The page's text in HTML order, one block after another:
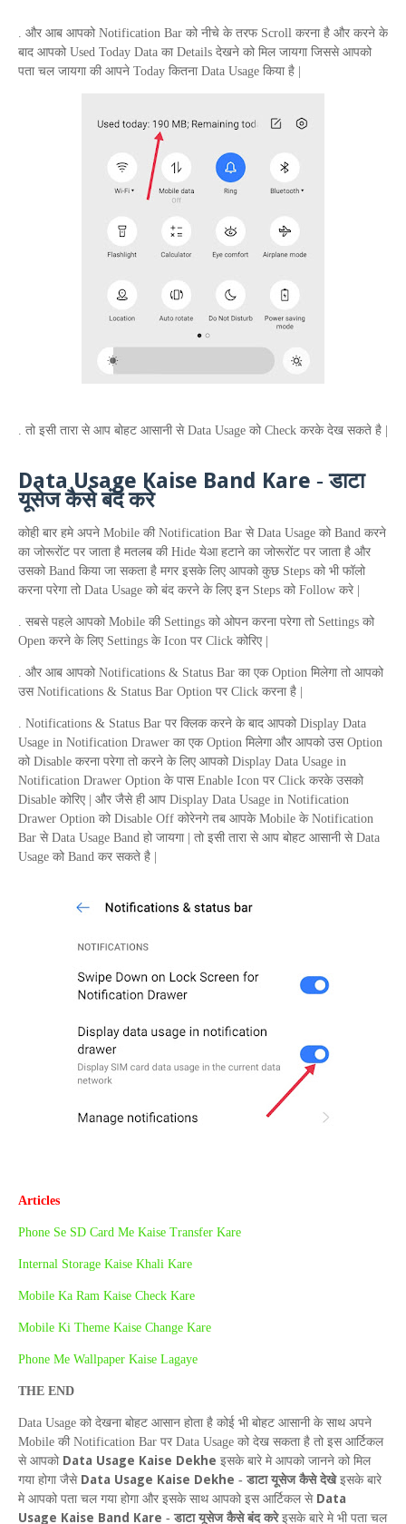
. और आब आपको Notification Bar को नीचे के तरफ Scroll करना है और करने के
बाद आपको Used Today Data का Details देखने को मिल जायगा जिससे आपको
पता चल जायगा की आपने Today कितना Data Usage किया है |
. तो इसी तारा से आप बोहट आसानी से Data Usage को Check करके देख सकते है |
DataUsage Kaise Band Kare -डाटा
यूसेज कैसे बंद करे
कोही बार हमे अपने Mobile की Notification Bar से Data Usage को Band करने
का जोरूरोंट पर जाता है मतलब की Hide येआ हटाने का जोरूरोंट पर जाता है और
उसको Band किया जा सकता है मगर इसके लिए आपको कुछ Steps को भी फॉलो
करना परेगा तो Data Usage को बंद करने के लिए इन Steps को Follow करे |
. सबसे पहले आपको Mobile की Settings को ओपन करना परेगा तो Settings को
Open करने के लिए Settings के Icon पर Click कोरिए |
. और आब आपको Notifications & Status Bar का एक Option मिलेगा तो आपको
उस Notifications & Status Bar Option पर Click करना है |
. Notifications & Status Bar पर क्लिक करने के बाद आपको Display Data
Usage in Notification Drawer का एक Option मिलेगा और आपको उस Option
को Disable करना परेगा तो करने के लिए आपको Display Data Usage in
Notification Drawer Option के पास Enable Icon पर Click करके उसको
Disable कोरिए | और जैसे ही आप Display Data Usage in Notification
Drawer Option को Disable Off कोरेनगे तब आपके Mobile के Notification
Bar से Data Usage Band हो जायगा | तो इसी तारा से आप बोहट आसानी से Data
Usage को Band कर सकते है |
Articles
Phone Se SD Card Me Kaise Transfer Kare
Internal Storage Kaise Khali Kare
Mobile Ka Ram Kaise Check Kare
Mobile Ki Theme Kaise Change Kare
Phone Me Wallpaper Kaise Lagaye
THE END
Data Usage को देखना बोहट आसान होता है कोई भी बोहट आसानी के साथ अपने
Mobile की Notification Bar पर Data Usage को देख सकता है तो इस आर्टिकल
से आपको Data Usage Kaise Dekhe इसके बारे मे आपको जानने को मिल
गया होगा जैसे Data Usage Kaise Dekhe - डाटा यूसेज कैसे देखेइसके बारे
मे आपको पता चल गया होगा और इसके साथ आपको इस आर्टिकल से Data
Usage Kaise Band Kare - डाटा यूसेज कैसे बंद करेइसके बारे मे भी पता चल